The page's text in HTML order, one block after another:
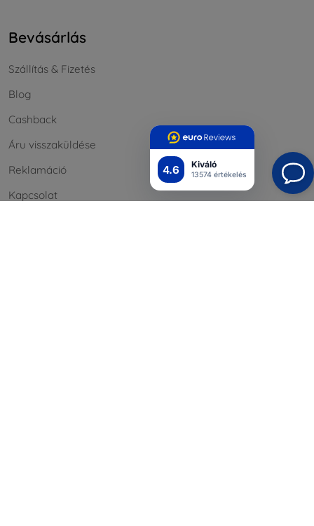
4.6 Kiváló
13574 értékelés
Bevásárlás
Szállítás & Fizetés
Blog
Cashback
Áru visszaküldése
Reklamáció
Kapcsolat